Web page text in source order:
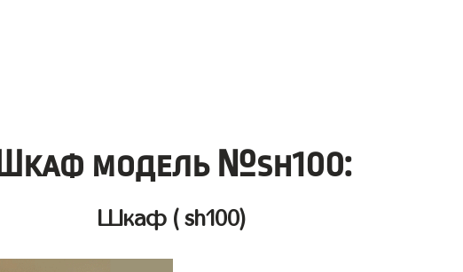
Шкаф модель №sh100:
Шкаф ( sh100)